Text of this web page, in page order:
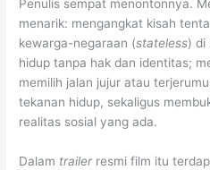
Penulis sempat menontonnya.
menarik: mengangkat kisah
kewarga-negaraan (stateless) di
hidup tanpa hak dan identitas;
memilih jalan jujur atau
tekanan hidup, sekaligus
realitas sosial yang ada.
Dalam trailerresmi film itu